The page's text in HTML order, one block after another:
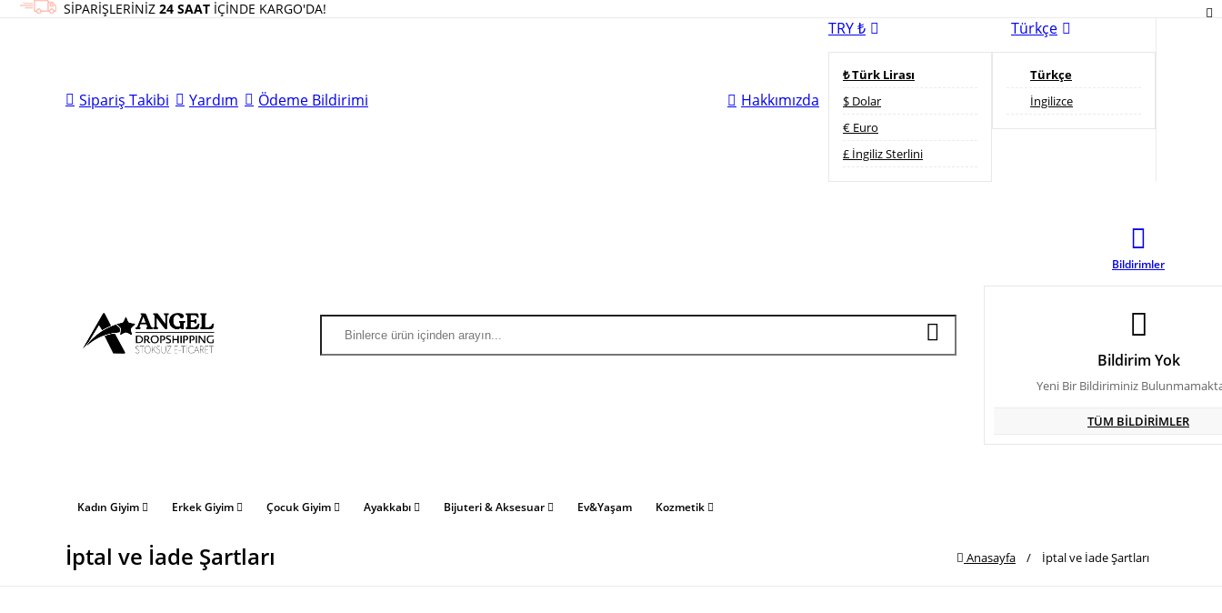
SİPARİŞLERİNİZ 24 SAAT İÇİNDE KARGO'DA!
Sipariş Takibi Yardım Ödeme Bildirimi Hakkımızda
TRY ₺
₺ Türk Lirası
$ Dolar
€ Euro
£ İngiliz Sterlini
Türkçe
Türkçe
İngilizce
Bildirimler
Bildirim Yok
Yeni Bir Bildiriminiz
TÜM BİLDİRİMLER
Kadın Giyim Erkek Giyim Çocuk Giyim Ayakkabı Bijuteri & Aksesuar Ev&Yaşam Kozmetik
İptal ve İade Şartları Anasayfa / İptal ve İade Şartları